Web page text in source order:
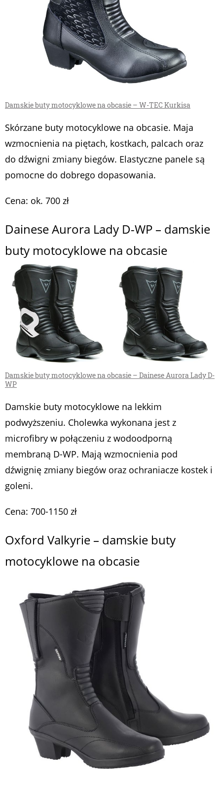
Damskie buty motocyklowe na obcasie – W-TEC Kurkisa
Skórzane buty motocyklowe na obcasie. Maja
wzmocnienia na piętach, kostkach, palcach oraz
do dźwigni zmiany biegów. Elastyczne panele są
pomocne do dobrego dopasowania.
Cena: ok. 700 zł
Dainese Aurora Lady D-WP – damskie
buty motocyklowe na obcasie
Damskie buty motocyklowe na obcasie – Dainese Aurora Lady D-
WP
Damskie buty motocyklowe na lekkim
podwyższeniu. Cholewka wykonana jest z
microfibry w połączeniu z wodoodporną
membraną D-WP. Mają wzmocnienia pod
dźwignię zmiany biegów oraz ochraniacze kostek i
goleni.
Cena: 700-1150 zł
Oxford Valkyrie – damskie buty
motocyklowe na obcasie